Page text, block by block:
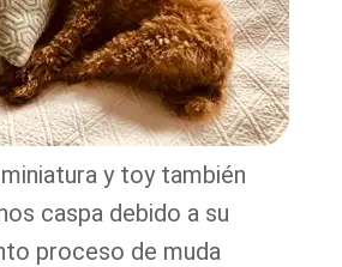
y toy también
caspa debido a su
proceso de muda